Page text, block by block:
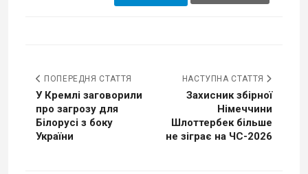
ПОПЕРЕДНЯ СТАТТЯ
У Кремлі заговорили
про загрозу для
Білорусі з боку
України
НАСТУПНА СТАТТЯ
Захисник збірної
Німеччини
Шлоттербек більше
не зіграє на ЧС-2026